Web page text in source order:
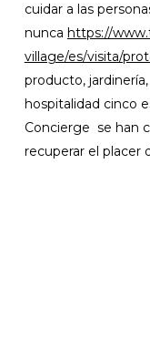
cuidar a las
nunca https://
village/es/visita/
producto,
hospitalidad cinco
Concierge se han
recuperar el placer